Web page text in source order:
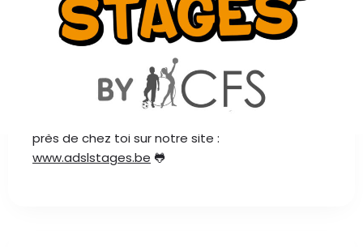
AU PROGRAMME
L'ADSL te propose des stages durant l'été : Mini
Kids, Atelier Créatif, Sports Passion, Cuisine &
Artistique, Evasion, Pré-Multisports, Petits Bouts,
près de chez toi sur notre site :
www.adslstages.be 🐸